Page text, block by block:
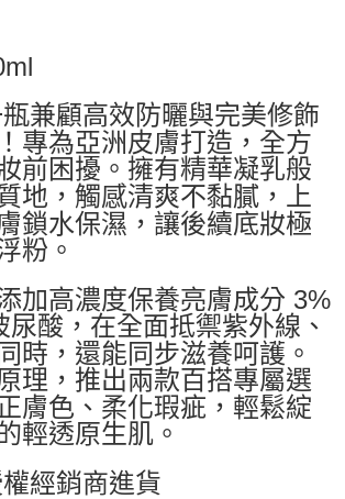
兼顧高效防曬與完美修飾
專為亞洲皮膚打造，全方
前困擾。擁有精華凝乳般
地，觸感清爽不黏膩，上
鎖水保濕，讓後續底妝極
粉。
加高濃度保養亮膚成分 3%
尿酸，在全面抵禦紫外線、
時，還能同步滋養呵護。
理，推出兩款百搭專屬選
膚色、柔化瑕疵，輕鬆綻
輕透原生肌。
經銷商進貨